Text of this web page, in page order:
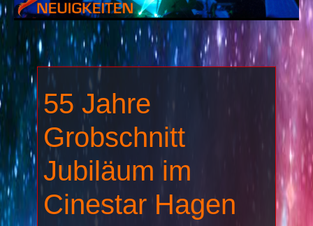
55 Jahre
Grobschnitt
Jubiläum im
Cinestar Hagen